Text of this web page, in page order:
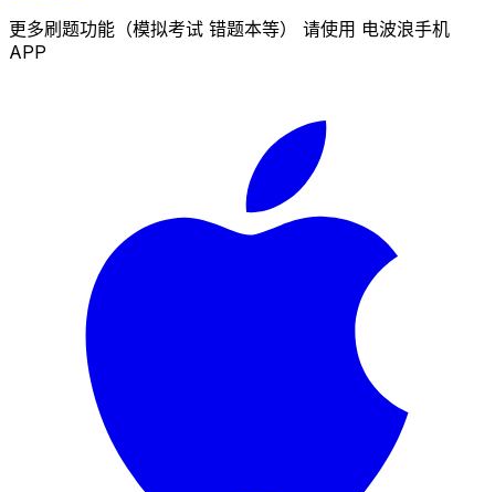
更多刷题功能（模拟考试 错题本等） 请使用 电波浪手机
APP